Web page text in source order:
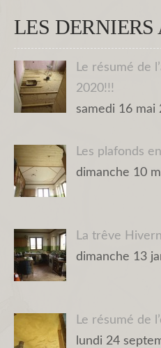
LES DERNIERS
Le résumé de
2020!!!
samedi 16 mai
Les plafonds
dimanche 10
La trêve
dimanche 13
Le résumé de
lundi 24